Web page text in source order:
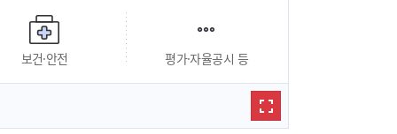
보건·안전 평가·자율공시 등